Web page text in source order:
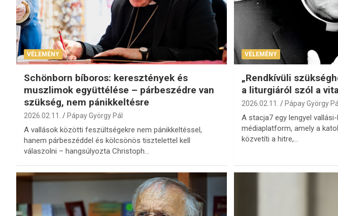
VÉLEMÉNY
Schönborn bíboros: keresztények és
muszlimok együttélése – párbeszédre van
szükség, nem pánikkeltésre
2026.02.11. Pápay György Pál
A vallások közötti feszültségekre nem pánikkeltéssel,
hanem párbeszéddel és kölcsönös tisztelettel kell
válaszolni – hangsúlyozta Christoph…
VÉLEMÉNY
„Rendkívüli
a liturgiáról szól a
2026.02.11. Pápay György Pál
A stacja7 egy lengyel
médiaplatform, amely a
közvetíti a hitre,…